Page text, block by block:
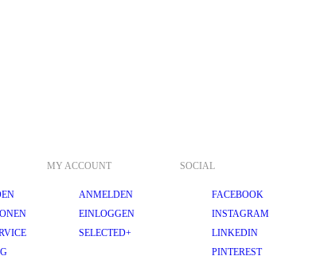
MY ACCOUNT
ANMELDEN
EINLOGGEN
SELECTED+
SOCIAL
FACEBOOK
INSTAGRAM
LINKEDIN
PINTEREST